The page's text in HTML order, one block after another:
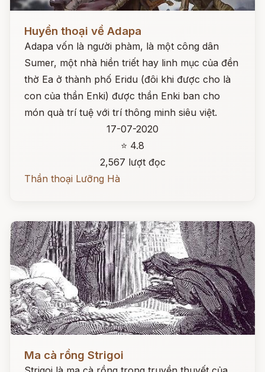
Đọc ngay
Huyền thoại về Adapa
Adapa vốn là người phàm, là một công dân
Sumer, một nhà hiền triết hay linh mục của đền
thờ Ea ở thành phố Eridu (đôi khi được cho là
con của thần Enki) được thần Enki ban cho
món quà trí tuệ với trí thông minh siêu việt.
17-07-2020
⭐ 4.8
2,567 lượt đọc
Thần thoại Lưỡng Hà
Ma cà rồng Strigoi